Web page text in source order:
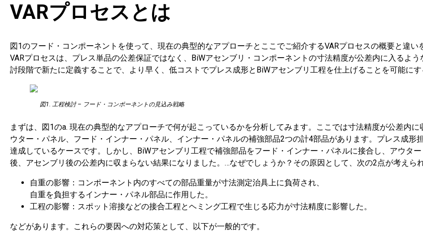
VARプロセスとは
図1のフード・コンポーネントを使って、現在の典型的なアプローチとここでご紹介するVARプロセスの概要と違い
VARプロセスは、プレス単品の公差保証ではなく、BiWアセンブリ・コンポーネントの寸法精度が公差内に入るよ
討段階で新たに定義することで、より早く、低コストでプレス成形とBiWアセンブリ工程を仕上げることを可能にす
図1. 工程検討 – フード・コンポーネントの見込み戦略
まずは、図1のa. 現在の典型的なアプローチで何が起こっているかを分析してみます。ここでは寸法精度が公差内に
ウター・パネル、フード・インナー・パネル、インナー・パネルの補強部品2つの計4部品があります。プレス成形
達成しているケースです。しかし、BiWアセンブリ工程で補強部品をフード・インナー・パネルに接合し、アウタ
後、アセンブリ後の公差内に収まらない結果になりました。…なぜでしょうか？その原因として、次の2点が考えられ
自重の影響：コンポーネント内のすべての部品重量が寸法測定治具上に負荷され、
自重を負担するインナー・パネル部品に作用した。
工程の影響：スポット溶接などの接合工程とヘミング工程で生じる応力が寸法精度に影響した。
などがあります。これらの要因への対応策として、以下が一般的です。